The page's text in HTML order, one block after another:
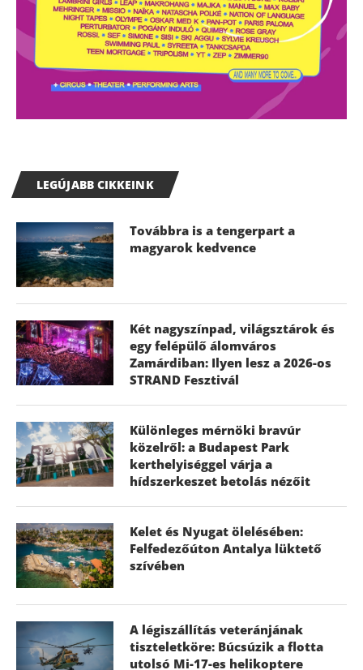
LEGÚJABB CIKKEINK
Továbbra is a tengerpart a
magyarok kedvence
Két nagyszínpad, világsztárok és
egy felépülő álomváros
Zamárdiban: Ilyen lesz a 2026-os
STRAND Fesztivál
Különleges mérnöki bravúr
közelről: a Budapest Park
kerthelyiséggel várja a
hídszerkeszet betolás nézőit
Kelet és Nyugat ölelésében:
Felfedezőúton Antalya lüktető
szívében
A légiszállítás veteránjának
tiszteletköre: Búcsúzik a flotta
utolsó Mi-17-es helikoptere